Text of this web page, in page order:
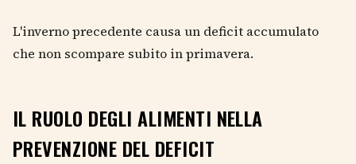
L'inverno precedente causa un deficit accumulato
che non scompare subito in primavera.
IL RUOLO DEGLI ALIMENTI NELLA
PREVENZIONE DEL DEFICIT